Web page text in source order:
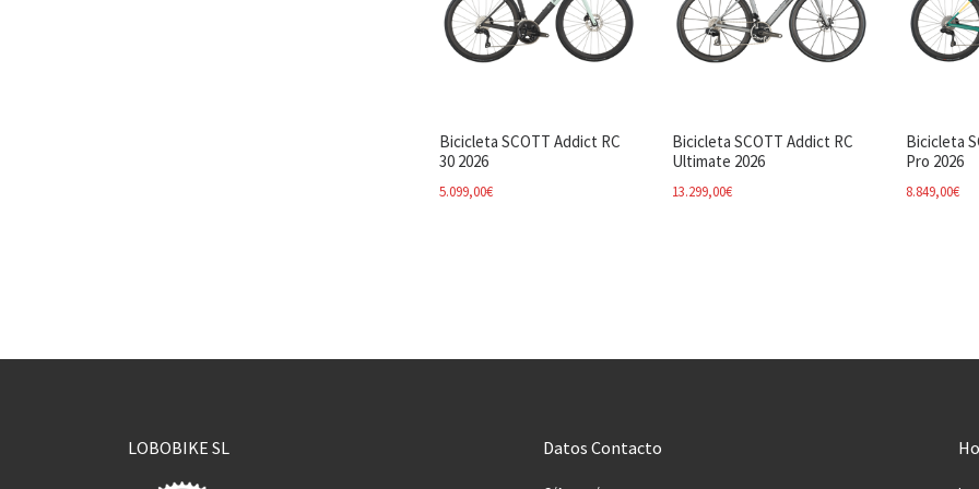
Bicicleta SCOTT Addict RC
30 2026
5.099,00€
Bicicleta SCOTT Addict RC
Ultimate 2026
13.299,00€
Bicicleta
Pro 2026
8.849,00€
LOBOBIKE SL Datos Contacto